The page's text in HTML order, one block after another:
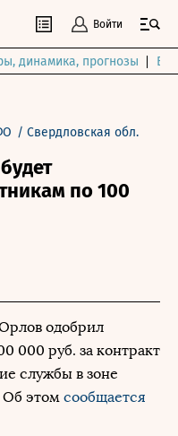
Войти
динамика, прогнозы
/ Свердловская обл.
по 100
одобрил
000 руб. за контракт
службы в зоне
Об этом сообщается